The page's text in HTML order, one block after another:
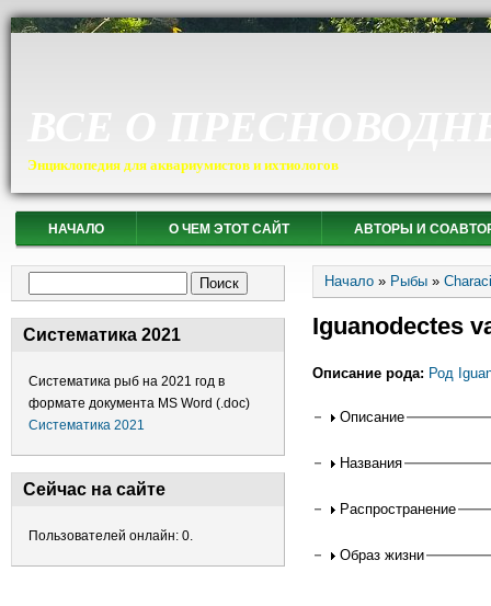
Энциклопедия для аквариумистов и ихтиологов
НАЧАЛО О ЧЕМ ЭТОТ САЙТ АВТОРЫ И
Систематика 2021
Систематика рыб на 2021 год в
формате документа MS Word (.doc)
Систематика 2021
Сейчас на сайте
Пользователей онлайн: 0.
Вы здесь
Начало » Рыбы »
Iguanodectes
Описание рода: Род
Описание
Названия
Распространение
Образ жизни